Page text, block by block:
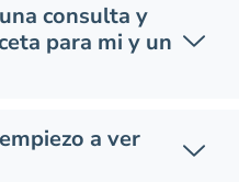
consulta y
para mi y un
a ver